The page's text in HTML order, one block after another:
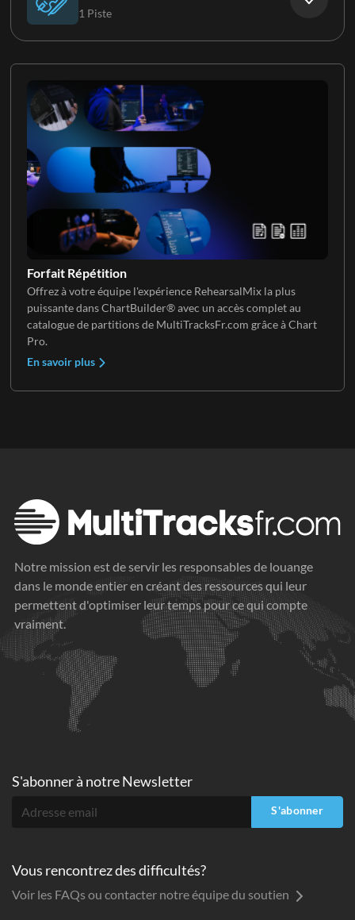
Guitare Électrique 5
1 Piste
Forfait Répétition
Offrez à votre équipe l'expérience RehearsalMix la plus
puissante dans ChartBuilder® avec un accès complet au
catalogue de partitions de MultiTracksFr.com grâce à Chart
Pro.
En savoir plus
Notre mission est de servir les responsables de louange
dans le monde entier en créant des ressources qui leur
permettent d'optimiser leur temps pour ce qui compte
vraiment.
S'abonner à notre Newsletter
S'abonner
Vous rencontrez des difficultés?
Voir les FAQs ou contacter notre équipe du soutien